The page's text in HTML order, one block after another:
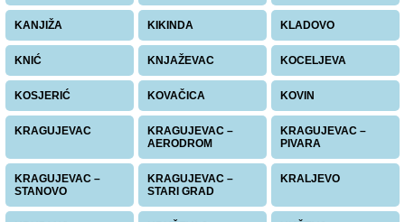
KANJIŽA KIKINDA KLADOVO
KNIĆ KNJAŽEVAC KOCELJEVA
KOSJERIĆ KOVAČICA KOVIN
KRAGUJEVAC
KRAGUJEVAC –
AERODROM
KRAGUJEVAC –
PIVARA
KRAGUJEVAC –
STANOVO
KRAGUJEVAC –
STARI GRAD
KRALJEVO